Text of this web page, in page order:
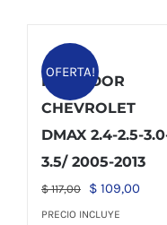
OFERTA!
RADIADOR
CHEVROLET
DMAX 2.4-2.5-
3.5/ 2005-2013
$117,00
El
precio
$ 109,00El
PRECIO INCLUYE